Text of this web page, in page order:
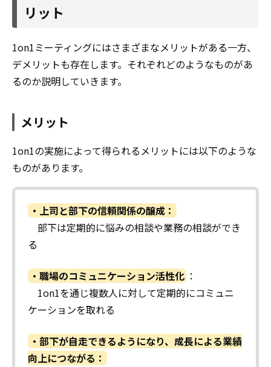
リット
1on1ミーティングにはさまざまなメリットがある一方、
デメリットも存在します。それぞれどのようなものがあ
るのか説明していきます。
メリット
1on1の実施によって得られるメリットには以下のような
ものがあります。
・上司と部下の信頼関係の醸成：
部下は定期的に悩みの相談や業務の相談ができ
る
・職場のコミュニケーション活性化 ：
1on1を通じ複数人に対して定期的にコミュニ
ケーションを取れる
・部下が自走できるようになり、成長による業績
向上につながる：